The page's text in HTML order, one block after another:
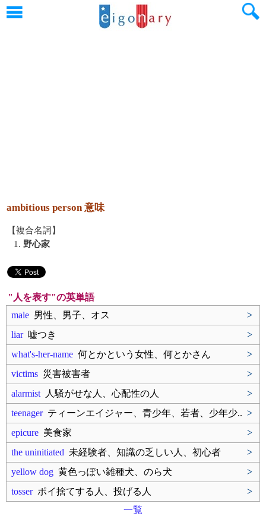
ambitious person 意味
【複合名詞】
1. 野心家
"人を表す"の英単語
male 男性、男子、オス
>
liar嘘つき
>
what's-her-name 何とかという女性、何とかさん
>
victims 災害被害者
>
alarmist 人騒がせな人、心配性の人
>
teenagerティーンエイジャー、青少年、若者、少年少.. >
epicure 美食家
>
the uninitiated 未経験者、知識の乏しい人、初心者
>
yellow dog 黄色っぽい雑種犬、のら犬
>
tosserポイ捨てする人、投げる人
>
一覧